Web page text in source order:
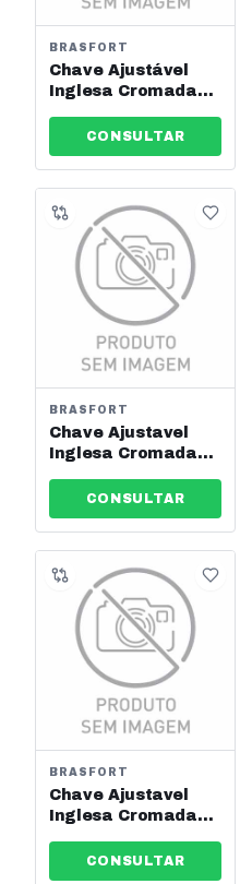
BRASFORT
Chave Ajustável
Inglesa Cromada
CONSULTAR
BRASFORT
Chave Ajustavel
Inglesa Cromada
CONSULTAR
BRASFORT
Chave Ajustavel
Inglesa Cromada
CONSULTAR